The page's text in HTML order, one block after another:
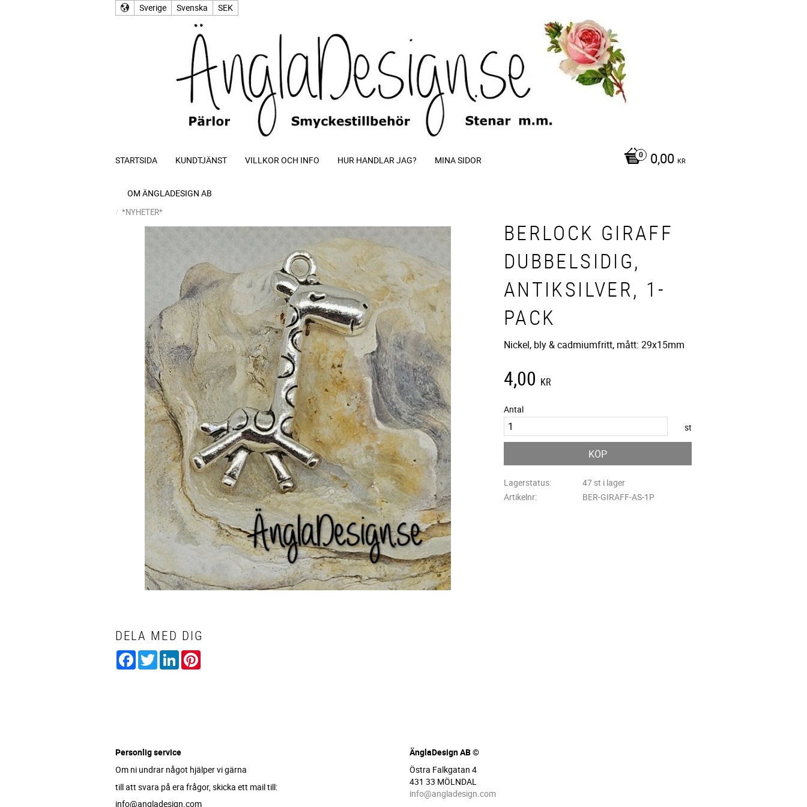
Sverige Svenska SEK
0,00 KR
STARTSIDA KUNDTJÄNST VILLKOR OCH INFO HUR HANDLAR JAG? MINA SIDOR
OM ÄNGLADESIGN AB
*NYHETER*
BERLOCK GIRAFF
DUBBELSIDIG,
ANTIKSILVER, 1-
PACK
Nickel, bly & cadmiumfritt, mått: 29x15mm
4,00 KR
Antal
st
KÖP
Lagerstatus
47 st i lager
Artikelnr
BER-GIRAFF-AS-1P
DELA MED DIG
Facebook
TwitterLinkedIn
Personlig service
Om ni undrar något hjälper vi gärna
till att svara på era frågor, skicka ett mail till:
info@angladesign.com
ÄnglaDesign AB ©
Östra Falkgatan 4
431 33 MÖLNDAL
info@angladesign.com